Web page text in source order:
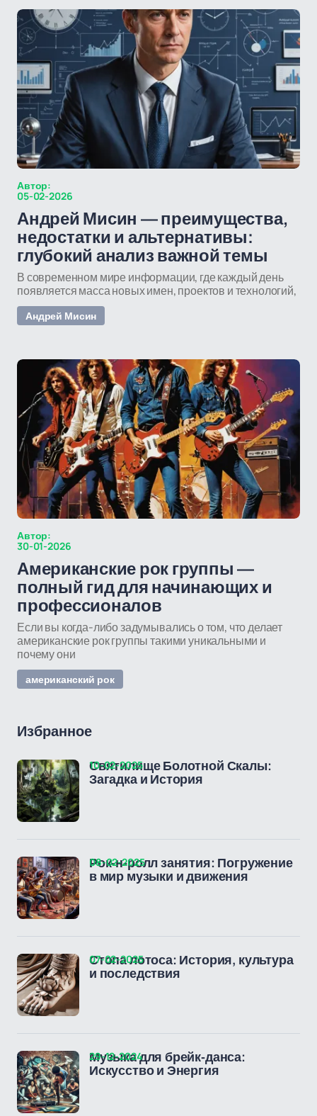
Автор:
05-02-2026
Андрей Мисин — преимущества,
недостатки и альтернативы:
глубокий анализ важной темы
В современном мире информации, где каждый день
появляется масса новых имен, проектов и технологий,
Андрей Мисин
Автор:
30-01-2026
Американские рок группы —
полный гид для начинающих и
профессионалов
Если вы когда-либо задумывались о том, что делает
американские рок группы такими уникальными и
почему они
американский рок
Избранное
Святилище Болотной Скалы:
Загадка и История
10-02-2025
Рок-н-ролл занятия: Погружение
в мир музыки и движения
08-02-2025
Стопа лотоса: История, культура
и последствия
07-02-2025
Музыка для брейк-данса:
Искусство и Энергия
29-12-2024